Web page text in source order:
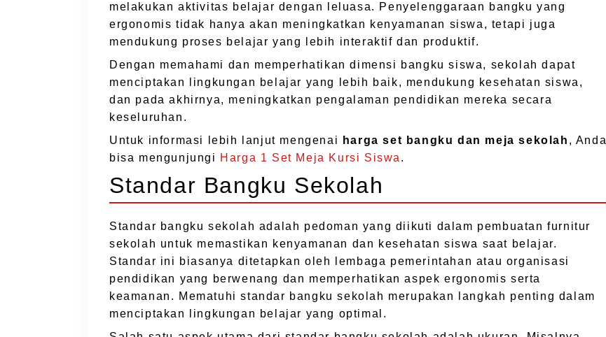
melakukan aktivitas belajar dengan leluasa. Penyelenggaraan bangku yang
ergonomis tidak hanya akan meningkatkan kenyamanan siswa, tetapi juga
mendukung proses belajar yang lebih interaktif dan produktif.
Dengan memahami dan memperhatikan dimensi bangku siswa, sekolah dapat
menciptakan lingkungan belajar yang lebih baik, mendukung kesehatan siswa,
dan pada akhirnya, meningkatkan pengalaman pendidikan mereka secara
keseluruhan.
Untuk informasi lebih lanjut mengenai
harga set bangku dan meja sekolah , Anda
bisa mengunjungi Harga 1 Set Meja Kursi Siswa .
Standar Bangku Sekolah
Standar bangku sekolah adalah pedoman yang diikuti dalam pembuatan furnitur
sekolah untuk memastikan kenyamanan dan kesehatan siswa saat belajar.
Standar ini biasanya ditetapkan oleh lembaga pemerintahan atau organisasi
pendidikan yang berwenang dan memperhatikan aspek ergonomis serta
keamanan. Mematuhi standar bangku sekolah merupakan langkah penting dalam
menciptakan lingkungan belajar yang optimal.